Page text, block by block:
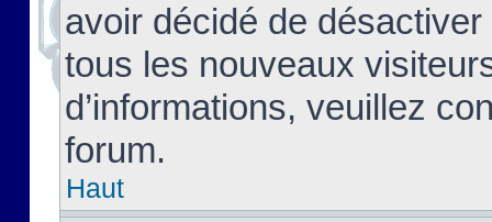
avoir décidé de
tous les nouveaux
d’informations, veuillez
forum.
Haut